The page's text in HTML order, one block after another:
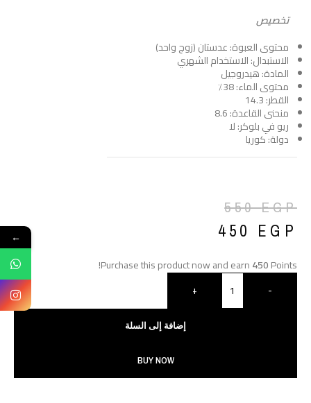
تخصيص
محتوى العبوة: عدستان (زوج واحد)
الاستبدال: الاستخدام الشهري
المادة: هيدروجيل
محتوى الماء: 38٪
القطر: 14.3
منحنى القاعدة: 8.6
ريو في بلوكر: لا
دولة: كوريا
550EGP
450 EGP
Purchase this product now and earn450Points!
-
+
إضافة إلى السلة
BUY NOW
←